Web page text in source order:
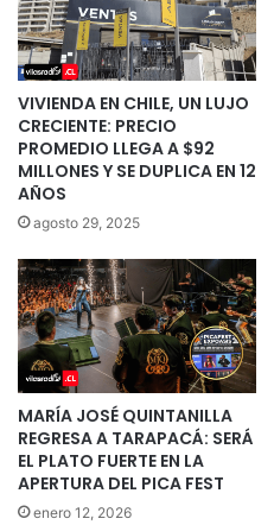
VIVIENDA EN CHILE, UN LUJO
CRECIENTE: PRECIO
PROMEDIO LLEGA A $92
MILLONES Y SE DUPLICA EN 12
AÑOS
agosto 29, 2025
MARÍA JOSÉ QUINTANILLA
REGRESA A TARAPACÁ: SERÁ
EL PLATO FUERTE EN LA
APERTURA DEL PICA FEST
enero 12, 2026